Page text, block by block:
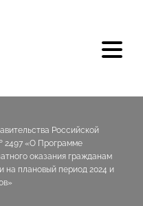
Российской
2497 «О Программе
оказания гражданам
на плановый период 2024 и